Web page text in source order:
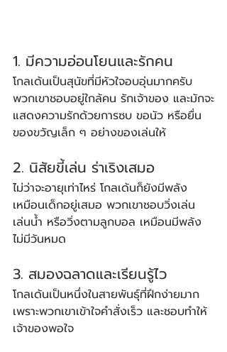
1. มีความอ่อนโยนและรักคน
โกลเด้นเป็นสุนัขที่มีหัวใจอบอุ่นมากครับ
พวกเขาชอบอยู่ใกล้คน รักเจ้าของ และมักจะ
แสดงความรักด้วยการซบ ขอนัว หรือยื่น
ของขวัญเล็ก ๆ อย่างของเล่นให้
2. นิสัยขี้เล่น ร่าเริงเสมอ
ไม่ว่าจะอายุเท่าไหร่ โกลเด้นก็ยังมีพลัง
เหมือนเด็กอยู่เสมอ พวกเขาชอบวิ่งเล่น
เล่นน้ำ หรือวิ่งตามลูกบอล เหมือนมีพลัง
ไม่มีวันหมด
3. สมองฉลาดและเรียนรู้ไว
โกลเด้นเป็นหนึ่งในสายพันธุ์ที่ฝึกง่ายมาก
เพราะพวกเขาเข้าใจคำสั่งเร็ว และชอบทำให้
เจ้าของพอใจ